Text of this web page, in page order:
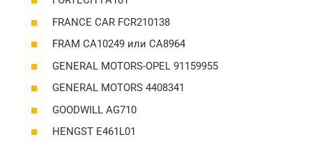
FRANCE CAR FCR210138
FRAM CA10249 или CA8964
GENERAL MOTORS-OPEL 91159955
GENERAL MOTORS 4408341
GOODWILL AG710
HENGST E461L01